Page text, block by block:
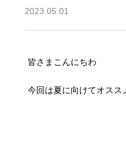
2023.05.01
皆さまこんにちわ
今回は夏に向けてオス